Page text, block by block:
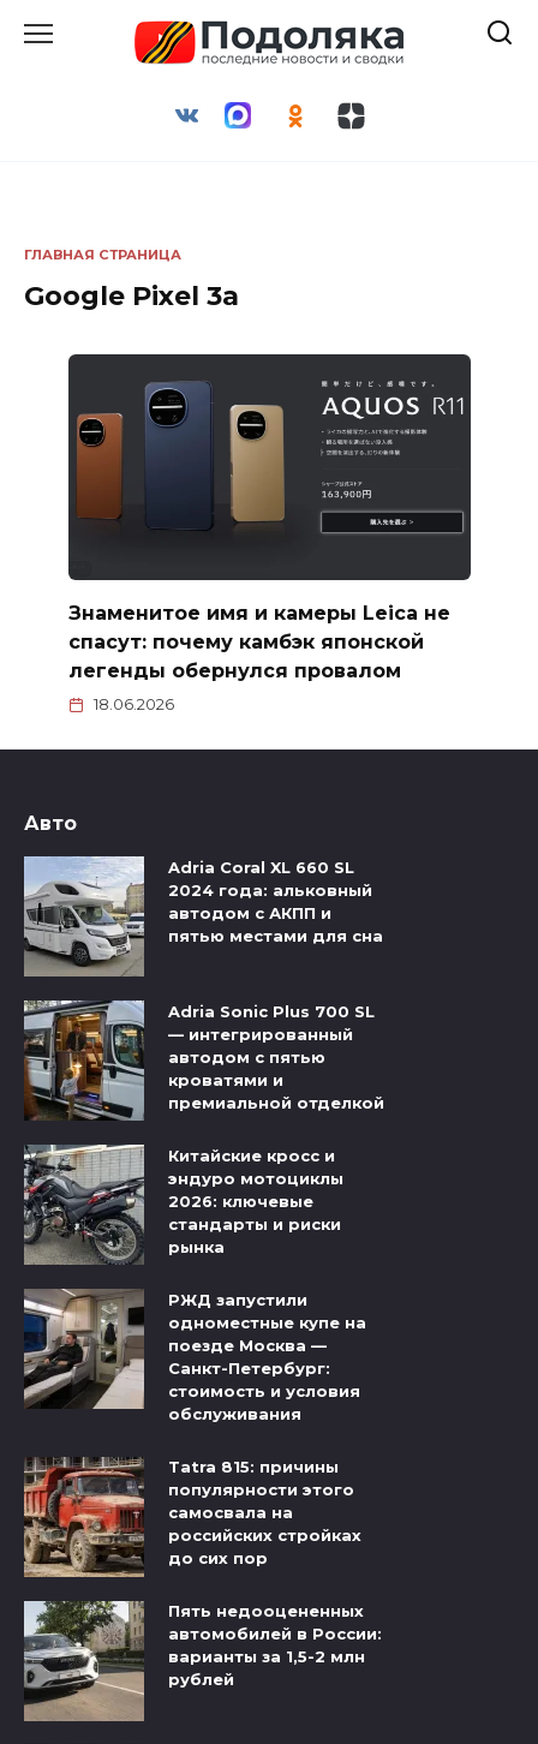
ГЛАВНАЯ СТРАНИЦА
Google Pixel 3a
Знаменитое имя и камеры Leica не
спасут: почему камбэк японской
легенды обернулся провалом
18.06.2026
Авто
Adria Coral XL 660 SL
2024 года: альковный
автодом с АКПП и
пятью местами для сна
Adria Sonic Plus 700 SL
— интегрированный
автодом с пятью
кроватями и
премиальной отделкой
Китайские кросс и
эндуро мотоциклы
2026: ключевые
стандарты и риски
рынка
РЖД запустили
одноместные купе на
поезде Москва —
Санкт-Петербург:
стоимость и условия
обслуживания
Tatra 815: причины
популярности этого
самосвала на
российских стройках
до сих пор
Пять недооцененных
автомобилей в России:
варианты за 1,5-2 млн
рублей